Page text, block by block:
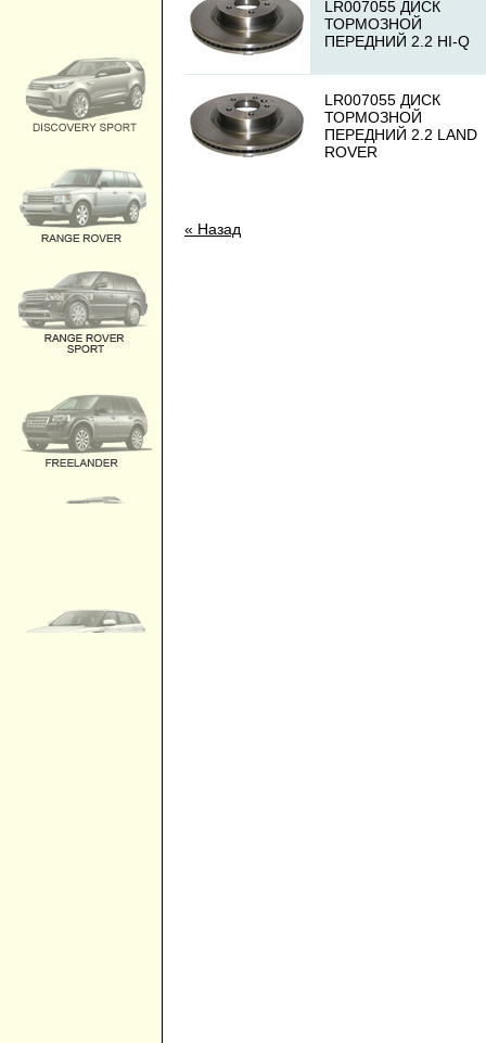
LR007055 ДИСК
ТОРМОЗНОЙ
ПЕРЕДНИЙ 2.2 HI-Q
LR007055 ДИСК
ТОРМОЗНОЙ
ПЕРЕДНИЙ 2.2 LAND
ROVER
« Назад